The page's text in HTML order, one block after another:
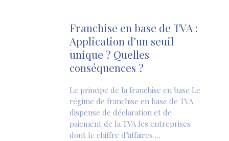
Franchise en base de TVA :
Application d’un seuil
unique ? Quelles
conséquences ?
Le principe de la franchise en base Le
régime de franchise en base de TVA
dispense de déclaration et de
paiement de la TVA les entreprises
dont le chiffre d’affaires …